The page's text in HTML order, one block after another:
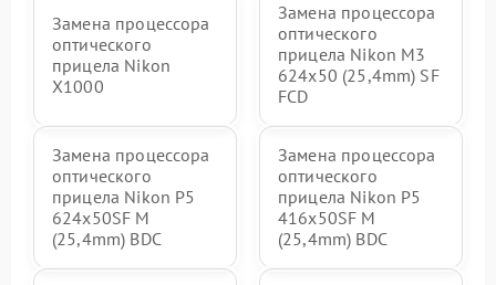
Замена процессора
оптического
прицела Nikon
X1000
Замена процессора
оптического
прицела Nikon M3
624x50 (25,4mm) SF
FCD
Замена процессора
оптического
прицела Nikon P5
624x50SF M
(25,4mm) BDC
Замена процессора
оптического
прицела Nikon P5
416x50SF M
(25,4mm) BDC